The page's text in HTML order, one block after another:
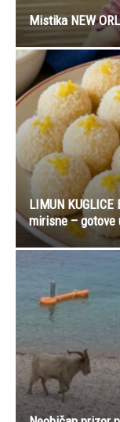
Mistika NEW
LIMUN
mirisne – gotove